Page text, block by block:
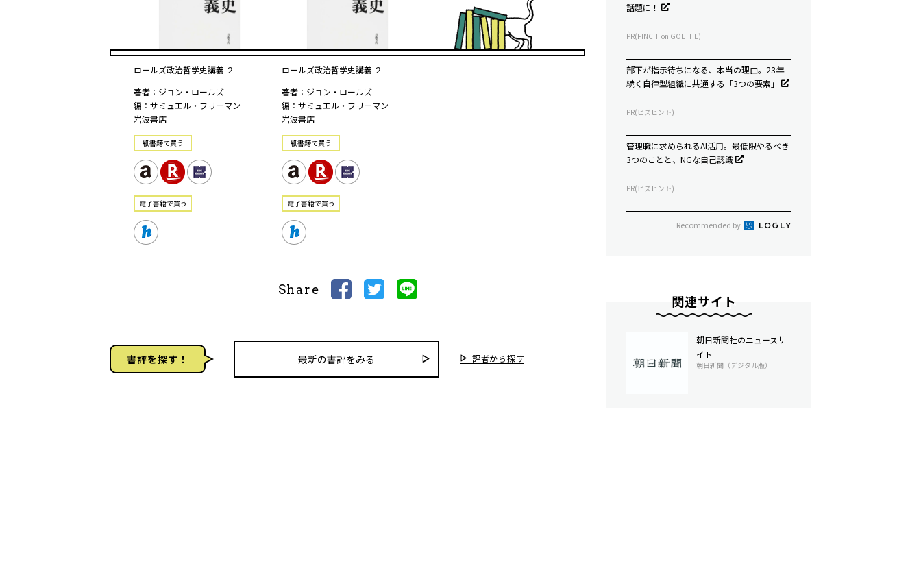
ロールズ政治哲学史講義 ２
著者：ジョン・ロールズ
編：サミュエル・フリーマン
岩波書店
紙書籍で買う
電⼦書籍で買う
ロールズ政治哲学史講義 ２
著者：ジョン・ロールズ
編：サミュエル・フリーマン
岩波書店
紙書籍で買う
電⼦書籍で買う
Share
書評を探す！ 最新の書評をみる 評者から探す
話題に！
PR(FINCHI on GOETHE)
部下が指示待ちになる、本当の理由。23年
続く自律型組織に共通する「3つの要素」
PR(ビズヒント)
管理職に求められるAI活用。最低限やるべき
3つのことと、NGな自己認識
PR(ビズヒント)
Recommended by
関連サイト
朝日新聞社のニュースサ
イト
朝日新聞（デジタル版）